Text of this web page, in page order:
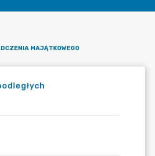
MAJĄTKOWEGO